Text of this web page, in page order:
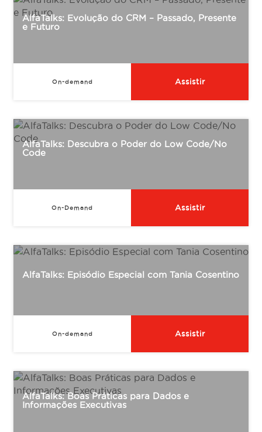
AlfaTalks: Evolução do CRM – Passado, Presente
e Futuro
On-demand Assistir
AlfaTalks: Descubra o Poder do Low Code/No
Code
On-Demand Assistir
AlfaTalks: Episódio Especial com Tania Cosentino
On-demand Assistir
AlfaTalks: Boas Práticas para Dados e
Informações Executivas